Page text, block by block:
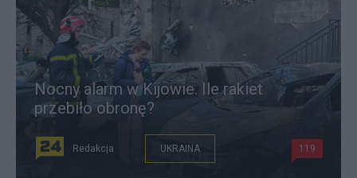
Nocny alarm w Kijowie. Ile rakiet
przebiło obronę?
Redakcja UKRAINA 119